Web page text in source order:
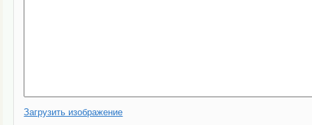
Загрузить изображение